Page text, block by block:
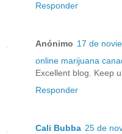
Responder
Anónimo 17 de
online marijuana
Excellent blog. Keep
Responder
Cali Bubba 25 de